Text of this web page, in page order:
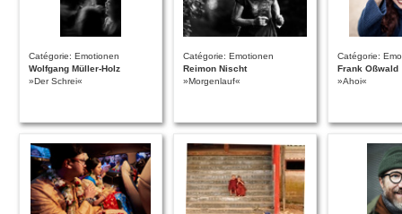
Catégorie: Emotionen
Wolfgang Müller-Holz
»Der Schrei«
Catégorie: Emotionen
Reimon Nischt
»Morgenlauf«
Catégorie:
Frank Oßwald
»Ahoi«